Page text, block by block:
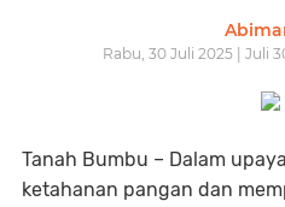
Rabu, 30 Juli 2025 | Juli
Tanah Bumbu – Dalam
ketahanan pangan dan